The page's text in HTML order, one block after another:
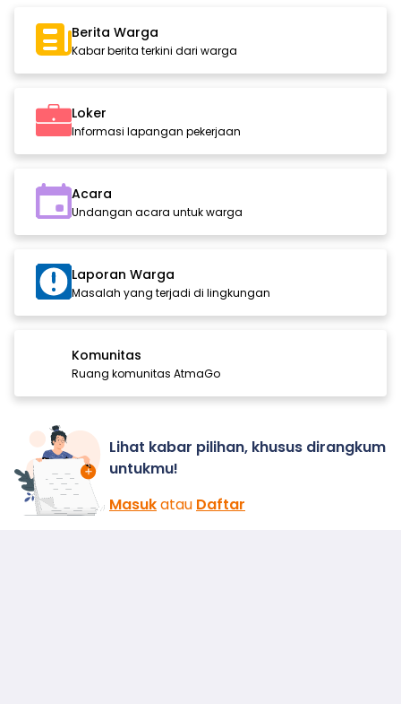
Berita Warga
Kabar berita terkini dari warga
Loker
Informasi lapangan pekerjaan
Acara
Undangan acara untuk warga
Laporan Warga
Masalah yang terjadi di lingkungan
Komunitas
Ruang komunitas AtmaGo
Lihat kabar pilihan, khusus dirangkum
untukmu!
Masukatau Daftar